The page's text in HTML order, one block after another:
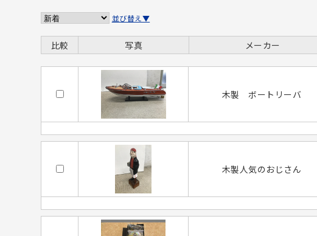
並び替え▼
比較 写真 メーカー
木製 ボートリーバ
木製人気のおじさん